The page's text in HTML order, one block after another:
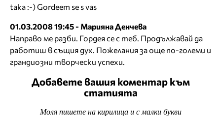
taka :-) Gordeem se s vas
01.03.2008 19:45 - Марияна Денчева
Направо ме разби. Гордея се с теб. Продължавай да
работиш в същия дух. Пожелания за още по-големи и
грандиозни творчески успехи.
Добавете вашия коментар към
статията
Моля пишете на кирилица и с малки букви